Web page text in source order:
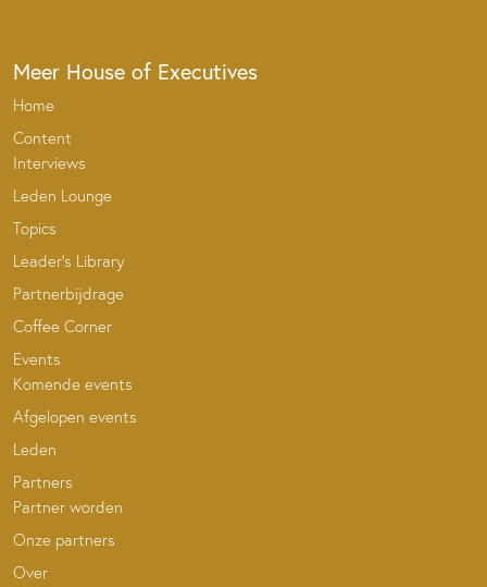
Meer House of Executives
Home
Content
Interviews
Leden Lounge
Topics
Leader’s Library
Partnerbijdrage
Coffee Corner
Events
Komende events
Afgelopen events
Leden
Partners
Partner worden
Onze partners
Over